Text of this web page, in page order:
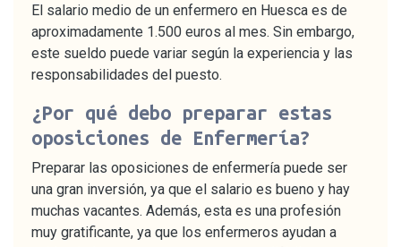
El salario medio de un enfermero en Huesca es de
aproximadamente 1.500 euros al mes. Sin embargo,
este sueldo puede variar según la experiencia y las
responsabilidades del puesto.
¿Por qué debo preparar estas
oposiciones de Enfermería?
Preparar las oposiciones de enfermería puede ser
una gran inversión, ya que el salario es bueno y hay
muchas vacantes. Además, esta es una profesión
muy gratificante, ya que los enfermeros ayudan a